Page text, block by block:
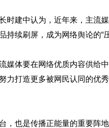
时建中认为，近年来，主流
续刷屏，成为网络舆论的“压
媒体要在网络优质内容供给
力打造更多被网民认同的优
，也是传播正能量的重要阵